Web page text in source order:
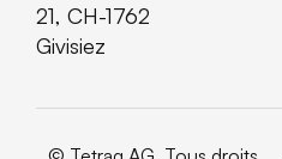
21, CH-1762
Givisiez